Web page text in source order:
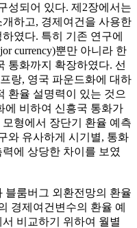
성되어 있다. 제2장에서는
하고, 경제여건을 사용한
였다. 특히 기존 연구에
currency)뿐만 아니라 한
통화까지 확장하였다. 선
랑, 영국 파운드화에 대하
환율 설명력이 있는 것으
에 비하여 신흥국 통화가
형에서 장단기 환율 예측
와 유사하게 시기별, 통화
에 상당한 차이를 보였
블룸버그 외환전망의 환율
경제여건변수의 환율 예
비교하기 위하여 월별